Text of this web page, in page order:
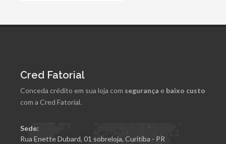
Cred Fatorial
Conceda crédito em sua loja com segurança e baixo custo
com a Cred Fatorial.
Sede:
Rua Enette Dubard, 01 sobreloja, Curitiba - PR